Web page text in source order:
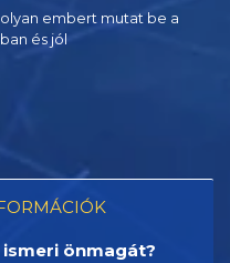
olyan embert mutat be a
és jól
ismeri önmagát?